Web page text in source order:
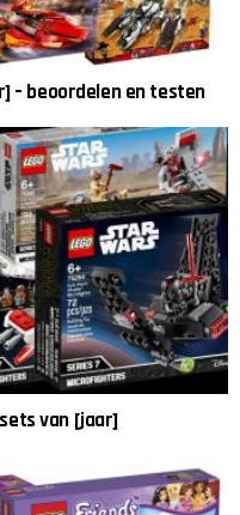
– beoordelen en testen
van [jaar]